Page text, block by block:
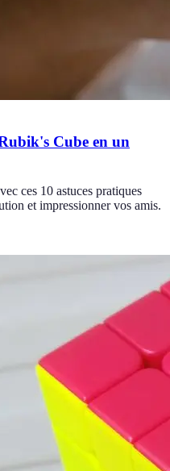
Cube en un
ces 10 astuces pratiques
et impressionner vos amis.